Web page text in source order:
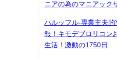
ニアの為のマニアック
ハルッフル-専業主夫
報！キモデブロリコン
生活！激動の1750日